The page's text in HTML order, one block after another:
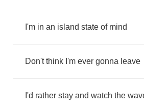
I'm in an island state of mind
Don't think I'm ever gonna leave
I'd rather stay and watch the